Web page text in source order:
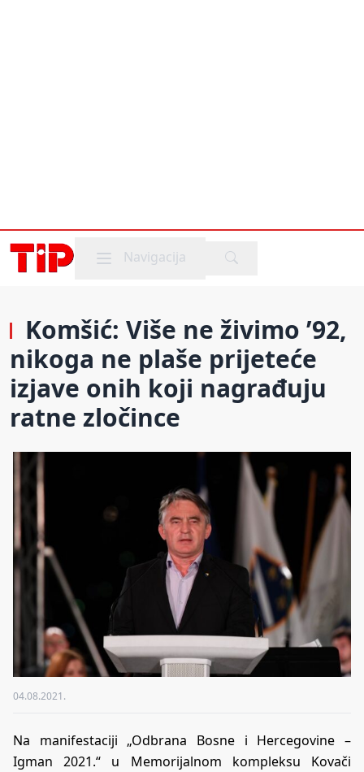
Mobile menu
Navigacija
Komšić: Više ne živimo ’92,
nikoga ne plaše prijeteće
izjave onih koji nagrađuju
ratne zločince
04.08.2021.
Na manifestaciji „Odbrana Bosne i Hercegovine –
Igman 2021.“ u Memorijalnom kompleksu Kovači